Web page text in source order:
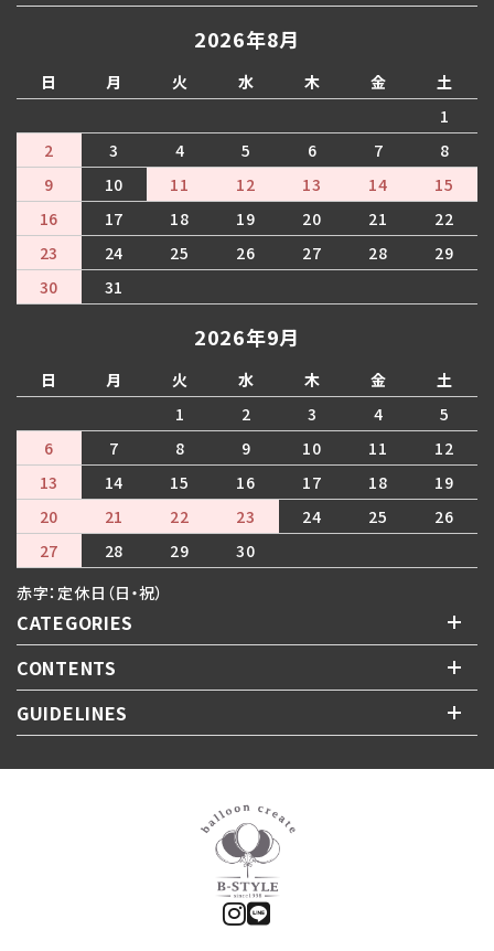
2026年8月
日 月 火 水 木 金
土
1
2
3 4 5 6 7
8
9
10 11 12 13 14
15
16
17 18 19 20 21
22
23
24 25 26 27 28
29
30
31
2026年9月
日 月 火 水 木 金
土
1
2 3 4
5
6
7 8 9 10 11
12
13
14 15 16 17 18
19
20
21 22 23 24 25
26
27
28 29
30
赤字：定休日（日・祝）
CATEGORIES
CONTENTS
GUIDELINES